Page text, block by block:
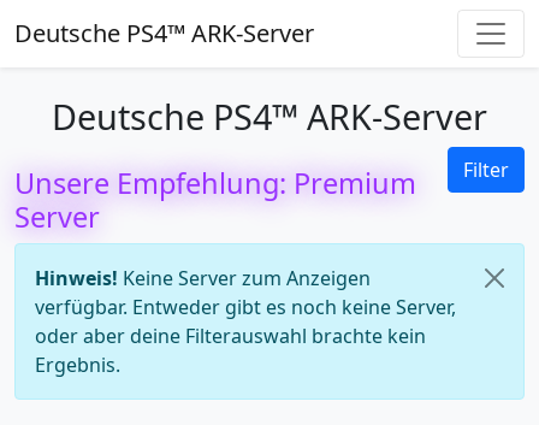
Deutsche PS4™ ARK-Server
Deutsche PS4™ ARK-Server
Filter
Unsere Empfehlung: Premium
Server
Hinweis! Keine Server zum Anzeigen
verfügbar. Entweder gibt es noch keine Server,
oder aber deine Filterauswahl brachte kein
Ergebnis.